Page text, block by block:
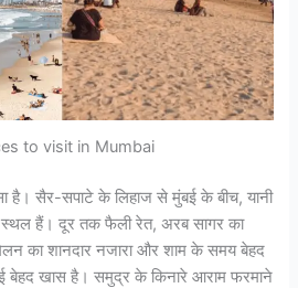
to visit in Mumbai
है। सैर-सपाटे के लिहाज से मुंबई के बीच, यानी
हैं। दूर तक फैली रेत, अरब सागर का
का शानदार नजारा और शाम के समय बेहद
बेहद खास है। समुद्र के किनारे आराम फरमाने